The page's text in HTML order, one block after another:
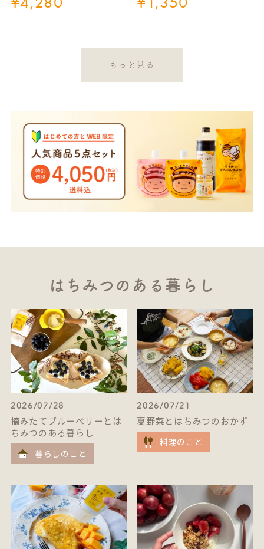
もっと見る
はちみつのある暮らし
2026/07/28
摘みたてブルーベリーとは
ちみつのある暮らし
暮らしのこと
2026/07/21
夏野菜とはちみつのおかず
料理のこと